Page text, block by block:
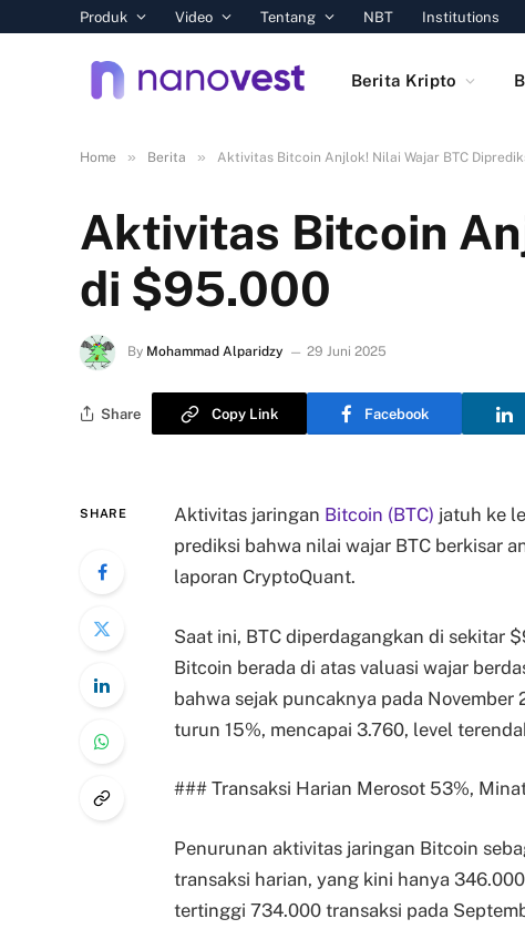
Produk Video Tentang NBT Institutions
Berita Kripto
Home » Berita » Aktivitas Bitcoin Anjlok! Nilai Wajar BTC
Aktivitas Bitcoin
di $95.000
By Mohammad Alparidzy 29 Juni 2025
Share Copy Link Facebook
SHARE Aktivitas jaringan Bitcoin (BTC) jatuh ke
prediksi bahwa nilai wajar BTC berkisar
laporan CryptoQuant.
Saat ini, BTC diperdagangkan di sekitar
Bitcoin berada di atas valuasi wajar
bahwa sejak puncaknya pada
turun 15%, mencapai 3.760, level
### Transaksi Harian Merosot 53%,
Penurunan aktivitas jaringan Bitcoin
transaksi harian, yang kini hanya
tertinggi 734.000 transaksi pada